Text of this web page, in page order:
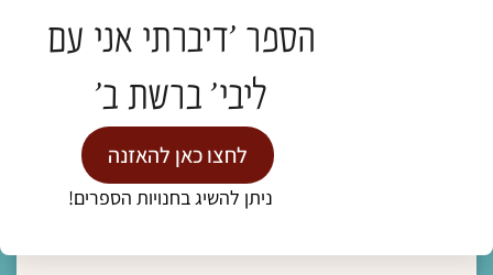
מדיה
הספר 'דיברתי אני עם
ליבי' ברשת ב'
לחצו כאן להאזנה
ניתן להשיג בחנויות הספרים!